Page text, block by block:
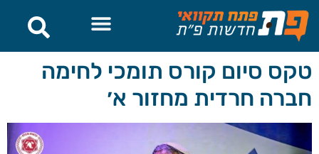
לתוכן
טקס סיום קורס תומכי לחימה
חברה חרדית מחזור א׳